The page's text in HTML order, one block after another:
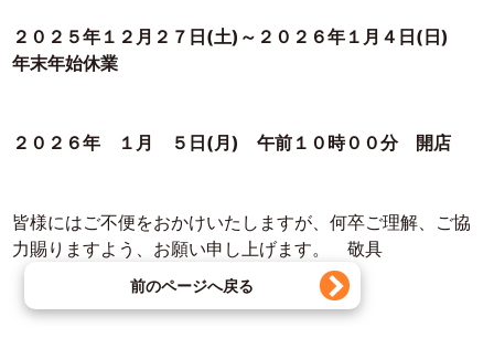
２０２５年１２月２７日(土)～２０２６年１月４日(日)
年末年始休業
２０２６年 １月 ５日(月) 午前１０時００分 開店
皆様にはご不便をおかけいたしますが、何卒ご理解、ご協
力賜りますよう、お願い申し上げます。 敬具
前のページへ戻る